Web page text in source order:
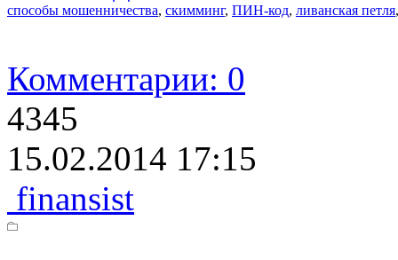
способы мошенничества, скимминг, ПИН-код, ливанская петля
Комментарии: 0
4345
15.02.2014 17:15
finansist